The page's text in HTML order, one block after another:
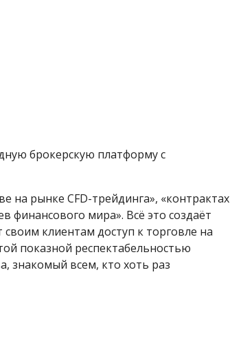
брокерскую платформу с
на рынке CFD-трейдинга», «контрактах
финансового мира». Всё это создаёт
клиентам доступ к торговле на
показной респектабельностью
знакомый всем, кто хоть раз